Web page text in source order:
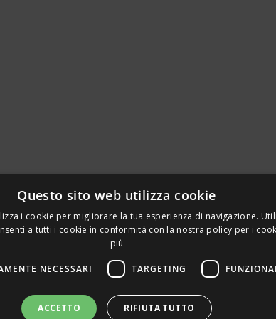
DELLA TORRE, 15 – 20127 – MILANO – P. IVA
Questo sito web utilizza cookie
i cookie per migliorare la tua esperienza di navigazione.
a tutti i cookie in conformità con la nostra policy per i
più
NECESSARI TARGETING
ACCETTO RIFIUTA TUTTO